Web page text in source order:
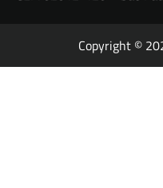
Copyright ©